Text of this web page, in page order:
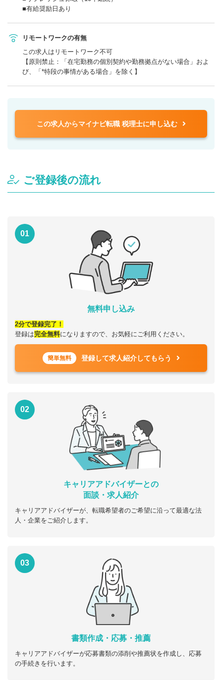
■有給奨励日あり
リモートワークの有無
この求人はリモートワーク不可
【原則禁止：「在宅勤務の個別契約や勤務拠点がない場合」およ
び、「*特段の事情がある場合」を除く】
この求人からマイナビ転職 税理士に申し込む
ご登録後の流れ
01
無料申し込み
2分で登録完了！
登録は完全無料になりますので、お気軽にご利用ください。
簡単無料 登録して求人紹介してもらう
02
キャリアアドバイザーとの
面談・求人紹介
キャリアアドバイザーが、転職希望者のご希望に沿って最適な法
人・企業をご紹介します。
03
書類作成・応募・推薦
キャリアアドバイザーが応募書類の添削や推薦状を作成し、応募
の手続きを行います。